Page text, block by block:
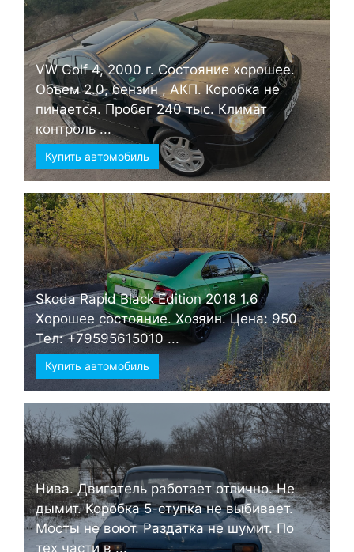
VW Golf 4, 2000 г. Состояние хорошее.
Объем 2.0, бензин , АКП. Коробка не
пинается. Пробег 240 тыс. Климат
контроль ...
Купить автомобиль
Skoda Rapid Black Edition 2018 1.6
Хорошее состояние. Хозяин. Цена: 950
Тел: +79595615010 ...
Купить автомобиль
Нива. Двигатель работает отлично. Не
дымит. Коробка 5-ступка не выбивает.
Мосты не воют. Раздатка не шумит. По
тех части в ...